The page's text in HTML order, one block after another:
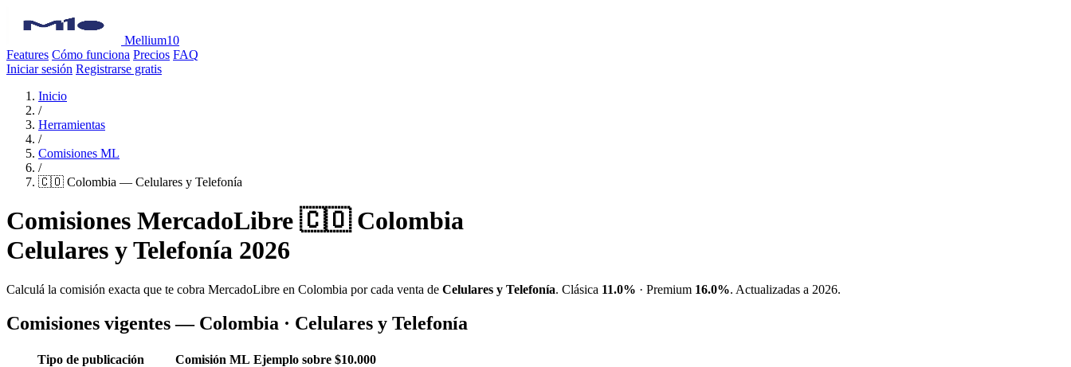
Mellium10
Features Cómo funciona Precios FAQ
Iniciar sesión Registrarse gratis
Inicio
/
Herramientas
/
Comisiones ML
/
🇨🇴 Colombia — Celulares y Telefonía
Comisiones MercadoLibre 🇨🇴 Colombia
Celulares y Telefonía 2026
Calculá la comisión exacta que te cobra MercadoLibre en Colombia por cada venta de Celulares y Telefonía. Clásica 11.0% · Premium 16.0%. Actualizadas a 2026.
Comisiones vigentes — Colombia · Celulares y Telefonía
Tipo de publicación Comisión ML Ejemplo sobre $10.000